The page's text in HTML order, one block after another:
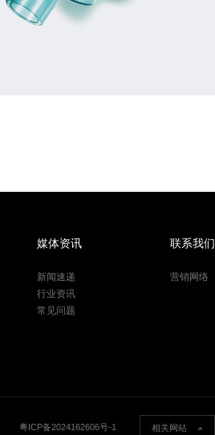
媒体资讯
新闻速递
行业资讯
常见问题
联系我们
营销网络
粤ICP备2024162606号-1 相关网站